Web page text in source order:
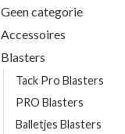
Geen categorie
Accessoires
Blasters
Tack Pro Blasters
PRO Blasters
Balletjes Blasters